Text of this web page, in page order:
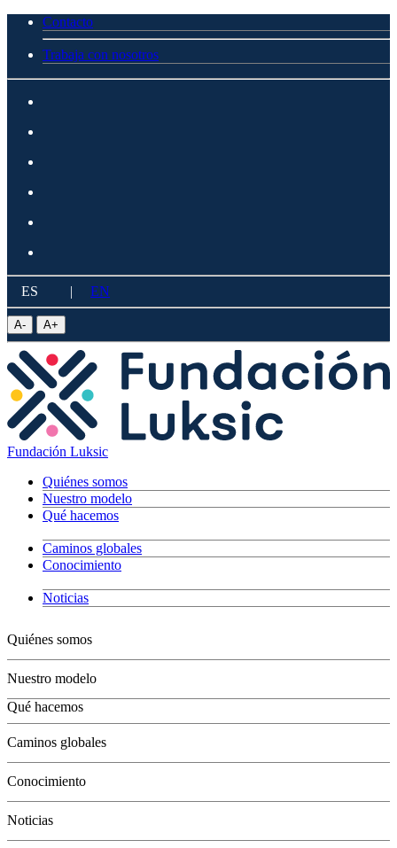
Contacto
Trabaja con nosotros
ES | EN
A- A+
Fundación Luksic
Quiénes somos
Nuestro modelo
Qué hacemos
Caminos globales
Conocimiento
Noticias
Quiénes somos
Nuestro modelo
Qué hacemos
Jóvenes
Adultos
Grandes
Conservación
Caminos globales
Conocimiento
Noticias